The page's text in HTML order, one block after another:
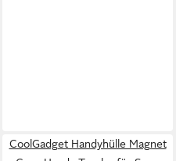
CoolGadget Handyhülle Magnet